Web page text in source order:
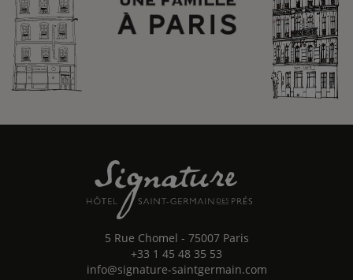
5 Rue Chomel - 75007 Paris
+33 1 45 48 35 53
info@signature-saintgermain.com